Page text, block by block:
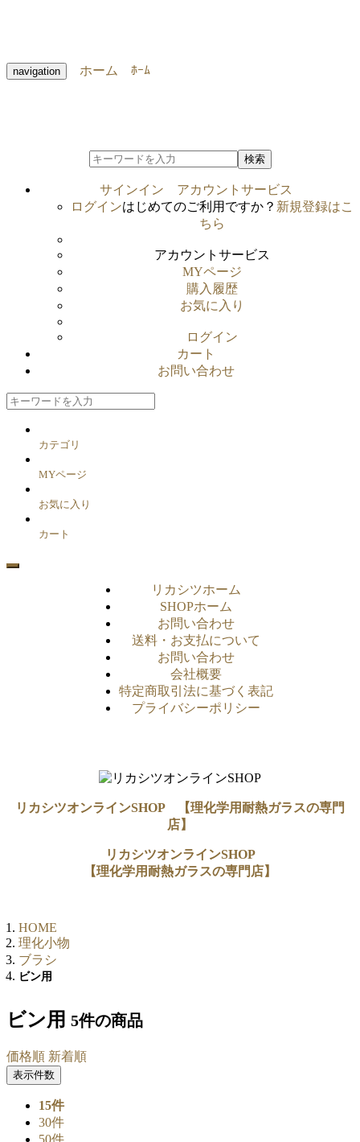
navigation ホーム ﾎｰﾑ
検索
サインイン
アカウントサービス
ログインはじめてのご利用ですか？ 新規登録はこ
ちら
アカウントサービス
MYページ
購入履歴
お気に入り
ログイン
カート
お問い合わせ
カテゴリ
MYページ
お気に入り
カート
リカシツホーム
SHOPホーム
お問い合わせ
送料・お支払について
お問い合わせ
会社概要
特定商取引法に基づく表記
プライバシーポリシー
リカシツオンラインSHOP 【理化学用耐熱ガラスの専門
店】
リカシツオンラインSHOP
【理化学用耐熱ガラスの専門店】
HOME
理化小物
ブラシ
ビン用
ビン用 5件の商品
価格順 新着順
表示件数
15件
30件
50件